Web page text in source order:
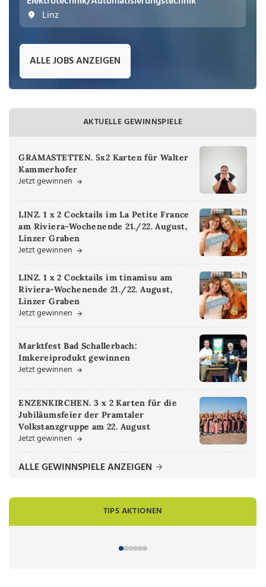
Linz
ALLE JOBS ANZEIGEN
AKTUELLE GEWINNSPIELE
GRAMASTETTEN. 5x2 Karten für Walter
Kammerhofer
Jetzt gewinnen
LINZ. 1 x 2 Cocktails im La Petite France
am Riviera-Wochenende 21./22. August,
Linzer Graben
Jetzt gewinnen
LINZ. 1 x 2 Cocktails im tinamisu am
Riviera-Wochenende 21./22. August,
Linzer Graben
Jetzt gewinnen
Marktfest Bad Schallerbach:
Imkereiprodukt gewinnen
Jetzt gewinnen
ENZENKIRCHEN. 3 x 2 Karten für die
Jubiläumsfeier der Pramtaler
Volkstanzgruppe am 22. August
Jetzt gewinnen
ALLE GEWINNSPIELE ANZEIGEN
TIPS AKTIONEN